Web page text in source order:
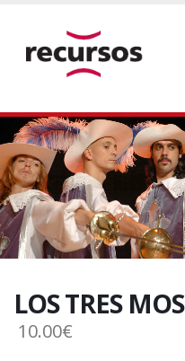
LOS TRES
10.00€